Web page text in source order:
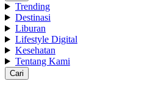
Trending
Destinasi
Liburan
Lifestyle Digital
Kesehatan
Tentang Kami
Cari